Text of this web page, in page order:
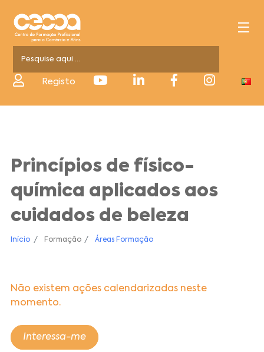
Registo
Princípios de físico-
química aplicados aos
cuidados de beleza
Início Formação Áreas Formação
Não existem ações calendarizadas neste
momento.
Interessa-me